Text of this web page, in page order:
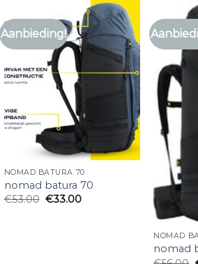
Aanbieding!
NOMAD BATURA 70
nomad batura 70
€53.00 €33.00
NOMAD
nomad